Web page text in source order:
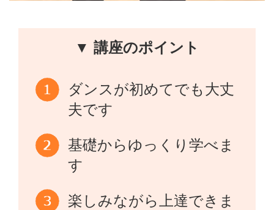
▼ 講座のポイント
ダンスが初めてでも大丈
夫です
基礎からゆっくり学べま
す
楽しみながら上達できま